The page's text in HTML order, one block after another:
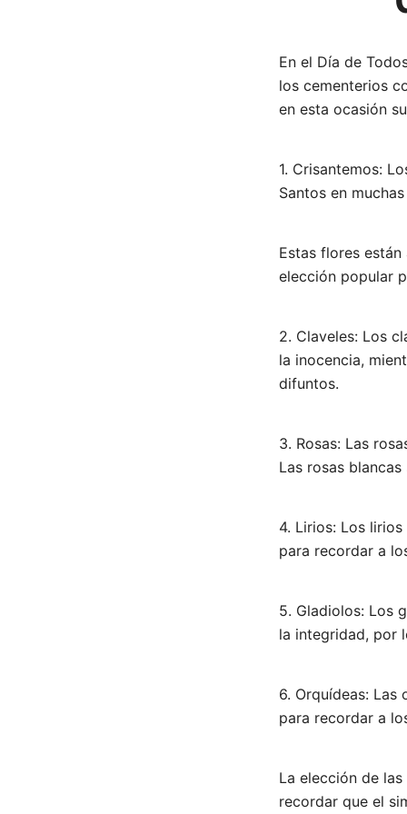
En el Día de
los cementerios
en esta ocasión
1. Crisantemos:
Santos en
Estas flores
elección popular
2. Claveles: Los
la inocencia,
difuntos.
3. Rosas: Las
Las rosas
4. Lirios: Los
para recordar a
5. Gladiolos: Los
​​la integridad, por
6. Orquídeas:
para recordar a
La elección de
recordar que el